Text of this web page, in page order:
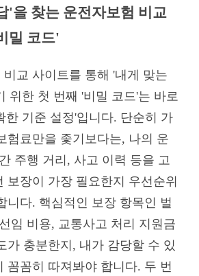
'을 찾는 운전자보험 비교
밀 코드'
비교 사이트를 통해 '내게 맞는
위한 첫 번째 '비밀 코드'는 바로
한 기준 설정'입니다. 단순히 가
험료만을 좇기보다는, 나의 운
주행 거리, 사고 이력 등을 고
보장이 가장 필요한지 우선순위
니다. 핵심적인 보장 항목인 벌
임 비용, 교통사고 처리 지원금
가 충분한지, 내가 감당할 수 있
꼼꼼히 따져봐야 합니다. 두 번